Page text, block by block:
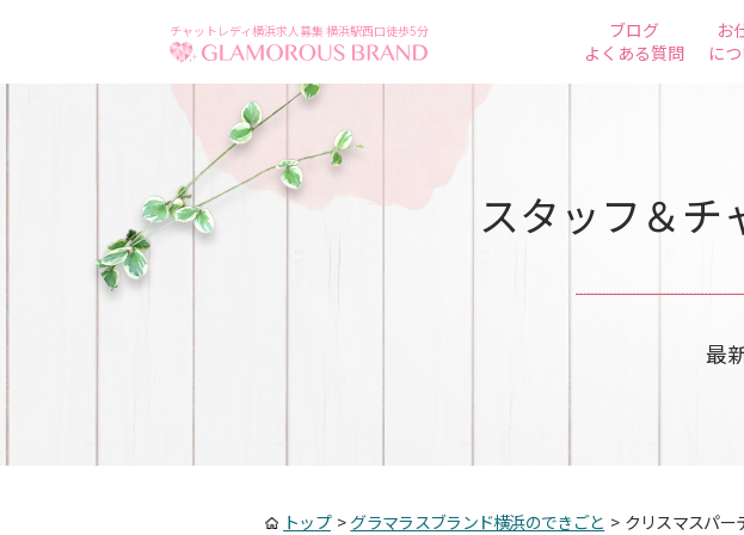
チャットレディ横浜求人募集 横浜駅西口徒歩5分
ブログ
よくある質問
お
に
スタッフ＆チ
最
トップ> グラマラスブランド横浜のできごと > クリスマスパ